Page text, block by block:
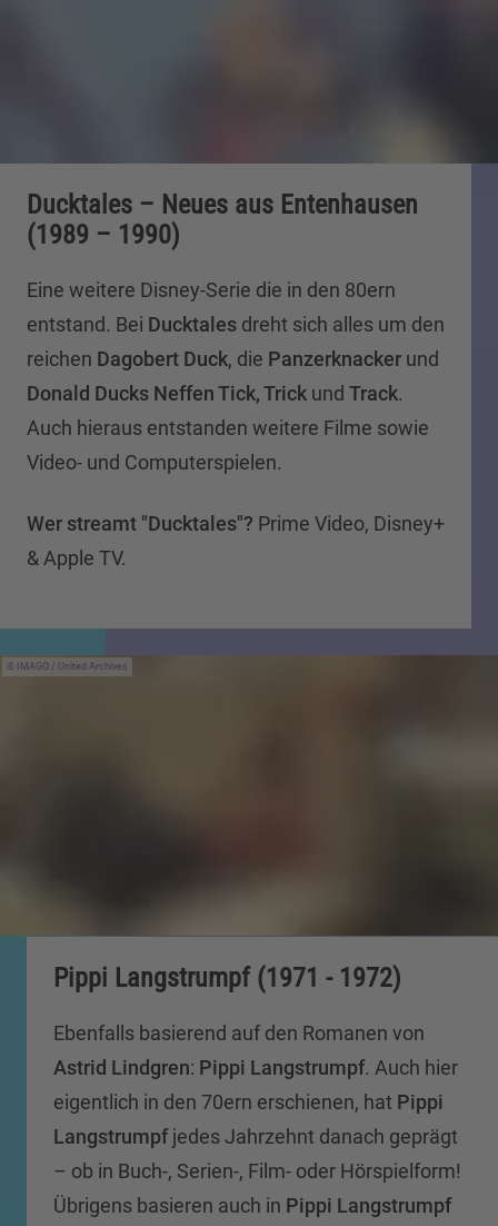
Ducktales – Neues aus Entenhausen
(1989 – 1990)
Eine weitere Disney-Serie die in den 80ern
entstand. Bei Ducktales dreht sich alles um den
reichen Dagobert Duck, die Panzerknacker und
Donald Ducks Neffen Tick, Trick und Track.
Auch hieraus entstanden weitere Filme sowie
Video- und Computerspielen.
Wer streamt "Ducktales"? Prime Video, Disney+
& Apple TV.
IMAGO / United Archives
Pippi Langstrumpf (1971 - 1972)
Ebenfalls basierend auf den Romanen von
Astrid Lindgren: Pippi Langstrumpf. Auch hier
eigentlich in den 70ern erschienen, hat Pippi
Langstrumpfjedes Jahrzehnt danach geprägt
– ob in Buch-, Serien-, Film- oder Hörspielform!
Übrigens basieren auch in Pippi Langstrumpf